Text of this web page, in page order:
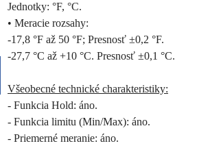
Jednotky: °F, °C.
• Meracie rozsahy:
-17,8 °F až 50 °F; Presnosť ±0,2 °F.
-27,7 °C až +10 °C. Presnosť ±0,1 °C.
Všeobecné technické charakteristiky:
- Funkcia Hold: áno.
- Funkcia limitu (Min/Max): áno.
- Priemerné meranie: áno.